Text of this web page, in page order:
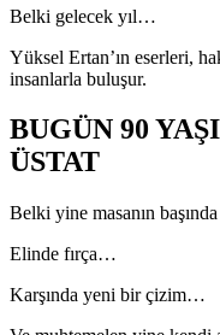
Belki gelecek yıl…
Yüksel Ertan’ın eserleri,
insanlarla buluşur.
BUGÜN 90
ÜSTAT
Belki yine masanın
Elinde fırça…
Karşında yeni bir çizim…